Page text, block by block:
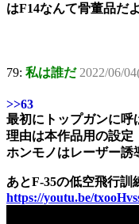
はF14なんて骨董品だよ
79: 私は誰だ 2022/06/
>>63
最初にトップガンに呼
理由は本作品用の設定
ホンモノはレーザー誘
あとF-35の低空飛行訓
https://youtu.be/